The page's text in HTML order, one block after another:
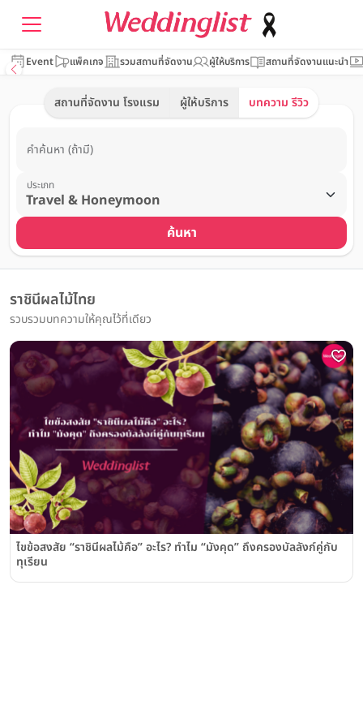
Event แพ็คเกจ รวมสถานที่จัดงาน ผู้ให้บริการ สถานที่จัดงานแนะนำ
สถานที่จัดงาน โรงแรม ผู้ให้บริการ บทความ รีวิว
คำค้นหา (ถ้ามี)
ประเภท
ค้นหา
ราชินีผลไม้ไทย
รวบรวมบทความให้คุณไว้ที่เดียว
ไขข้อสงสัย “ราชินีผลไม้คือ” อะไร? ทำไม “มังคุด” ถึงครองบัลลังก์คู่กับ
ทุเรียน